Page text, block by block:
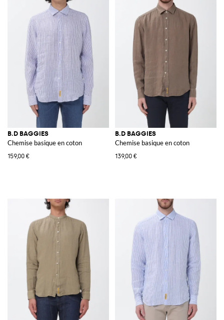
B.D BAGGIES
Chemise basique en coton
159,00 €
B.D BAGGIES
Chemise basique en coton
139,00 €